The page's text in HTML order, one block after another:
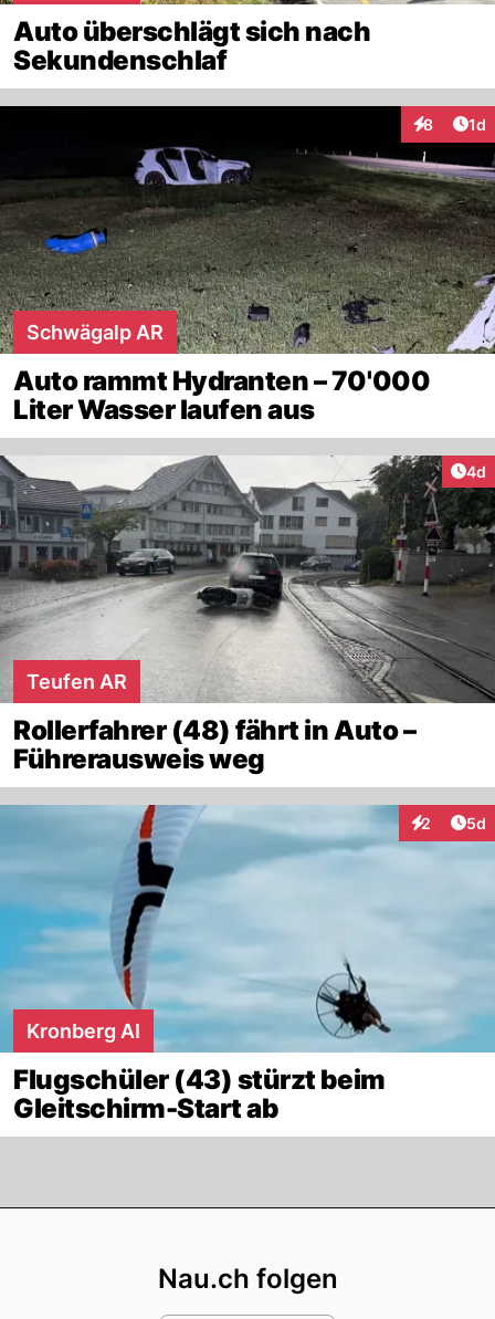
Auto überschlägt sich nach
Sekundenschlaf
8 1d
Schwägalp AR
Auto rammt Hydranten – 70'000
Liter Wasser laufen aus
4d
Teufen AR
Rollerfahrer (48) fährt in Auto –
Führerausweis weg
2 5d
Kronberg AI
Flugschüler (43) stürzt beim
Gleitschirm-Start ab
Nau.ch folgen